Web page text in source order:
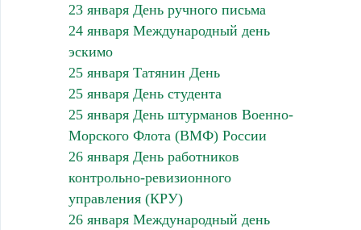
23 января День ручного письма
24 января Международный день
эскимо
25 января Татянин День
25 января День студента
25 января День штурманов Военно-
Морского Флота (ВМФ) России
26 января День работников
контрольно-ревизионного
управления (КРУ)
26 января Международный день